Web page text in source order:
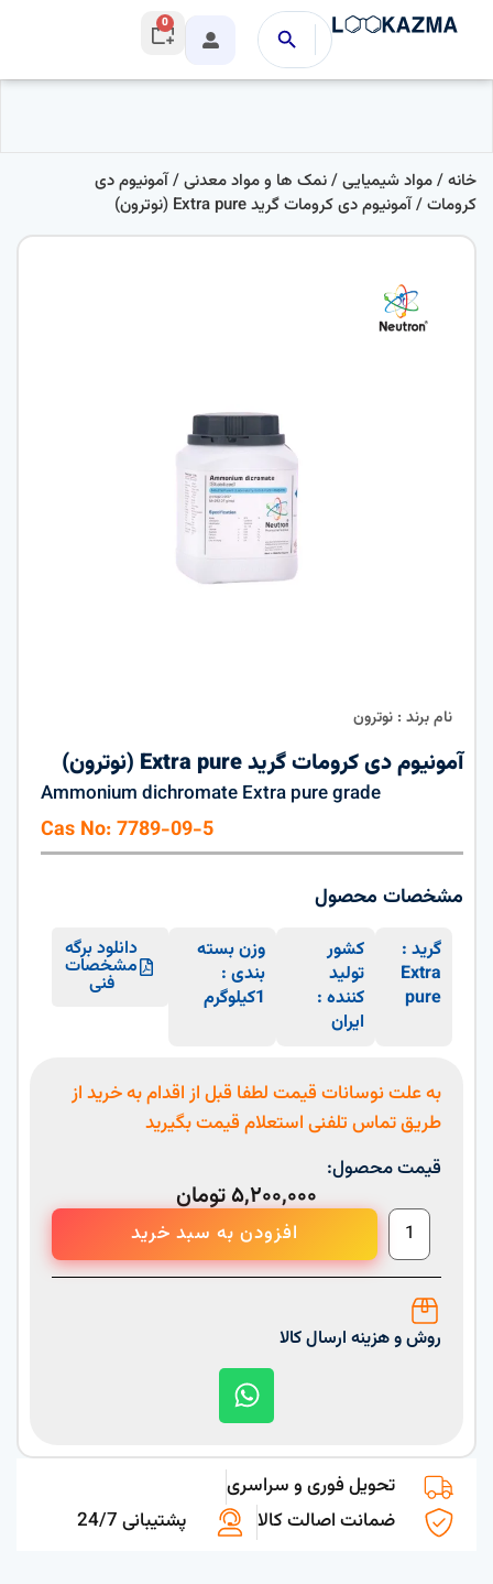
0
خانه/مواد شیمیایی/نمک ها و مواد معدنی/آمونیوم دی
کرومات/ آمونیوم دی کرومات گرید Extra pure (نوترون)
نام برند : نوترون
آمونیوم دی کرومات گرید Extra pure (نوترون)
Ammonium dichromate Extra pure grade
Cas No: 7789-09-5
مشخصات محصول
گرید :
Extra
pure
کشور
تولید
کننده :
ایران
وزن بسته
بندی :
1کیلوگرم
دانلود برگه
مشخصات
فنی
به علت نوسانات قیمت لطفا قبل از اقدام به خرید از
طریق تماس تلفنی استعلام قیمت بگیرید
قیمت محصول:
۵,۲۰۰,۰۰۰تومان
افزودن به سبد خرید
روش و هزینه ارسال کالا
تحویل فوری و سراسری
ضمانت اصالت کالا
پشتیبانی 24/7